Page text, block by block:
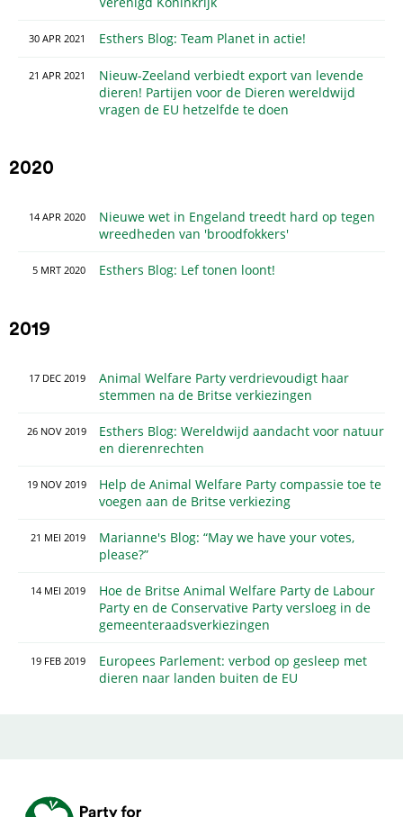
30 APR 2021 Esthers Blog: Team Planet in actie!
21 APR 2021
Nieuw-Zeeland verbiedt export van levende
dieren! Partijen voor de Dieren wereldwijd
vragen de EU hetzelfde te doen
2020
14 APR 2020
Nieuwe wet in Engeland treedt hard op tegen
wreedheden van 'broodfokkers'
5 MRT 2020 Esthers Blog: Lef tonen loont!
2019
17 DEC 2019
Animal Welfare Party verdrievoudigt haar
stemmen na de Britse verkiezingen
26 NOV 2019
Esthers Blog: Wereldwijd aandacht voor natuur
en dierenrechten
19 NOV 2019
Help de Animal Welfare Party compassie toe te
voegen aan de Britse verkiezing
21 MEI 2019
Marianne's Blog: “May we have your votes,
please?”
14 MEI 2019
Hoe de Britse Animal Welfare Party de Labour
Party en de Conservative Party versloeg in de
gemeenteraadsverkiezingen
19 FEB 2019
Europees Parlement: verbod op gesleep met
dieren naar landen buiten de EU